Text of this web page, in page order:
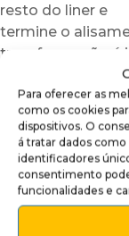
Para oferecer as
como os cookies
dispositivos. O
á tratar dados
identificadores
consentimento
funcionalidades e
resto do liner e
termine o
transformação é
Porquê
apron?
Para
nem risco
Para realçar a
minutos
Para